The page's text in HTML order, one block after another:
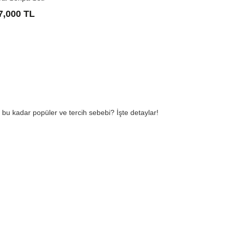
TL
bu kadar popüler ve tercih sebebi? İşte detaylar!